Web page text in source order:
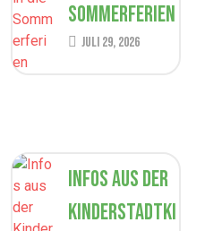
Sommerferien
Juli 29, 2026
Infos aus der
Kinderstadtki